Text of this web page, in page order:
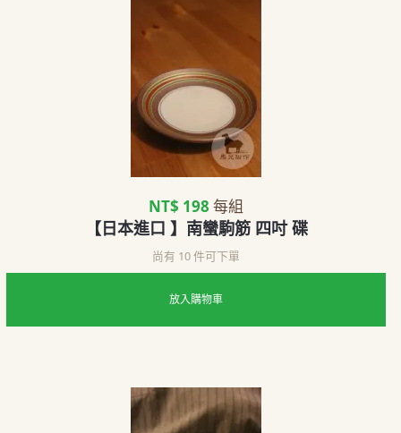
NT$ 198 每組
【日本進口 】南蠻駒筋 四吋 碟
尚有 10 件可下單
放入購物車